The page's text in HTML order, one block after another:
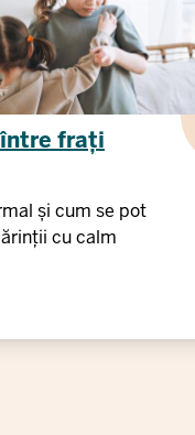
frați
și cum se pot
cu calm